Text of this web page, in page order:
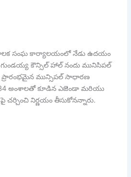
సంఘ కార్యాలయంలో నేడు ఉదయం
గుండయ్య కౌన్సిల్ హాల్ నందు మునిసిపల్
ప్రారంభమైన మున్సిపల్ సాధారణ
అంశాలతో కూడిన ఎజెండా మరియు
నిర్ణయం తీసుకోనన్నారు.